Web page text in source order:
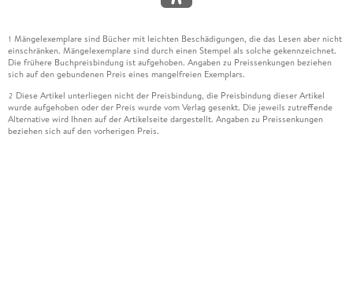
1 Mängelexemplare sind Bücher mit leichten Beschädigungen, die das Lesen aber nicht
einschränken. Mängelexemplare sind durch einen Stempel als solche gekennzeichnet.
Die frühere Buchpreisbindung ist aufgehoben. Angaben zu Preissenkungen beziehen
sich auf den gebundenen Preis eines mangelfreien Exemplars.
2 Diese Artikel unterliegen nicht der Preisbindung, die Preisbindung dieser Artikel
wurde aufgehoben oder der Preis wurde vom Verlag gesenkt. Die jeweils zutreffende
Alternative wird Ihnen auf der Artikelseite dargestellt. Angaben zu Preissenkungen
beziehen sich auf den vorherigen Preis.